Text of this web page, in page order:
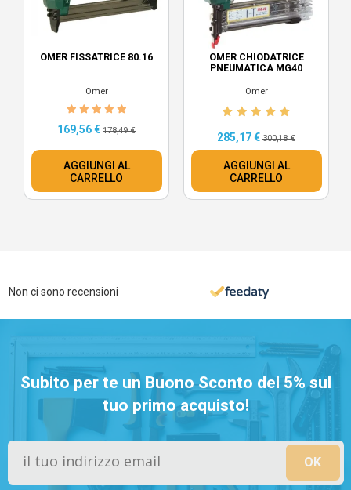
OMER FISSATRICE 80.16
Omer
169,56 € 178,49 €
AGGIUNGI AL
CARRELLO
OMER CHIODATRICE
PNEUMATICA MG40
Omer
285,17 € 300,18 €
AGGIUNGI AL
CARRELLO
Non ci sono recensioni
Subito per te un Buono Sconto del 5% sul
tuo primo acquisto!